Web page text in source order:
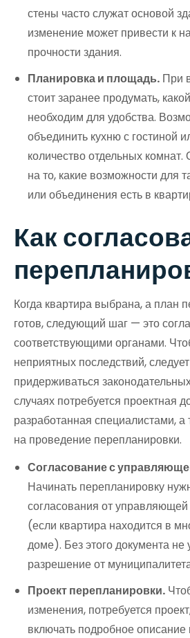
стены часто служат основой
изменение может привести к
прочности здания.
Планировка и площадь. При
стоит заранее продумать,
необходим для удобства.
объединить кухню с гостиной
количество отдельных
на то, какие возможности для
или объединения есть в
Как
Когда квартира выбрана, а план
готов, следующий шаг — это
соответствующими органами.
неприятных последствий,
придерживаться
случаях потребуется проектная
разработанная специалистами,
на проведение перепланировки.
Согласование с
Начинать перепланировку
согласования от
(если квартира находится в
доме). Без этого документа не
разрешение от
Проект перепланировки.
изменения, потребуется
включать подробное